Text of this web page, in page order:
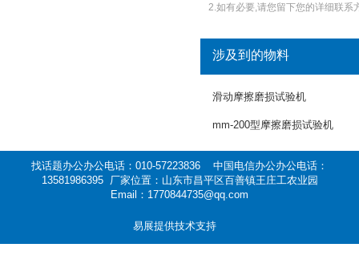
2.如有必要,请您留下您的详细联系
涉及到的物料
滑动摩擦磨损试验机
mm-200型摩擦磨损试验机
找话题办公办公电话：010-57223836 中国电信办公办公电话：
13581986395 厂家位置：山东市昌平区百善镇王庄工农业园
Email：1770844735@qq.com
易展提供技术支持